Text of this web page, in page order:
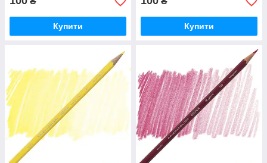
Купити Купити